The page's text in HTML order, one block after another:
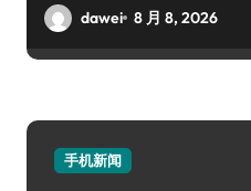
dawei 8 月 8, 2026
手机新闻